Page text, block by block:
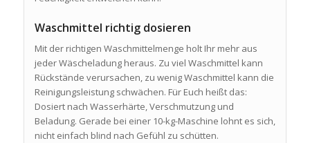
Waschmittel richtig dosieren
Mit der richtigen Waschmittelmenge holt Ihr mehr aus
jeder Wäscheladung heraus. Zu viel Waschmittel kann
Rückstände verursachen, zu wenig Waschmittel kann die
Reinigungsleistung schwächen. Für Euch heißt das:
Dosiert nach Wasserhärte, Verschmutzung und
Beladung. Gerade bei einer 10-kg-Maschine lohnt es sich,
nicht einfach blind nach Gefühl zu schütten.